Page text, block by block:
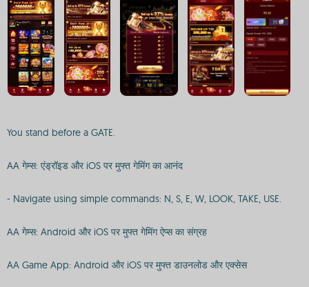
You stand before a GATE.
AA गेम्स: एंड्रॉइड और iOS पर मुफ्त गेमिंग का आनंद
- Navigate using simple commands: N, S, E, W, LOOK, TAKE, USE.
AA गेम्स: Android और iOS पर मुफ्त गेमिंग ऐप्स का संग्रह
AA Game App: Android और iOS पर मुफ्त डाउनलोड और एक्सेस